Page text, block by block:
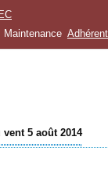
Maintenance
5 août 2014